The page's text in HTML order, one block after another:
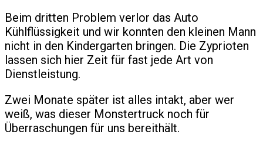
Beim dritten Problem verlor das Auto
Kühlflüssigkeit und wir konnten den kleinen Mann
nicht in den Kindergarten bringen. Die Zyprioten
lassen sich hier Zeit für fast jede Art von
Dienstleistung.
Zwei Monate später ist alles intakt, aber wer
weiß, was dieser Monstertruck noch für
Überraschungen für uns bereithält.